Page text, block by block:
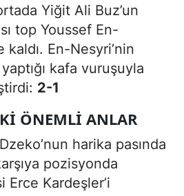
Yiğit Ali Buz’un
top Youssef En-
kaldı. En-Nesyri’nin
kafa vuruşuyla
2-1
ÖNEMLI ANLAR
harika pasında
pozisyonda
Erce Kardeşler’i